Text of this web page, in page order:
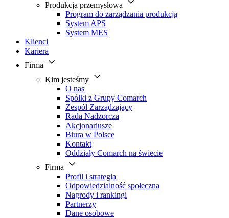
Produkcja przemysłowa
Program do zarządzania produkcją
System APS
System MES
Klienci
Kariera
Firma
Kim jesteśmy
O nas
Spółki z Grupy Comarch
Zespół Zarządzający
Rada Nadzorcza
Akcjonariusze
Biura w Polsce
Kontakt
Oddziały Comarch na świecie
Firma
Profil i strategia
Odpowiedzialność społeczna
Nagrody i rankingi
Partnerzy
Dane osobowe